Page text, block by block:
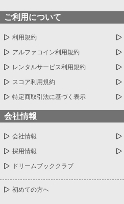
ご利用について
利用規約
アルファコイン利用規約
レンタルサービス利用規約
スコア利用規約
特定商取引法に基づく表示
会社情報
会社情報
採用情報
ドリームブッククラブ
初めての方へ